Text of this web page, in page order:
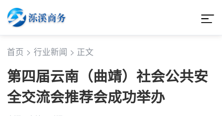
首页 > 行业新闻 > 正文
第四届云南（曲靖）社会公共安
全交流会推荐会成功举办